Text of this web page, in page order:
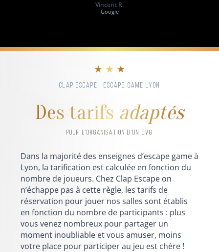
Vincent R.
Google
★ ★ ★
CLAP ESCAPE · ESCAPE GAME LYON
Des tarifs adaptés
POUR L’ORGANISATION D’UN EVG
Dans la majorité des enseignes d’escape game à
Lyon, la tarification est calculée en fonction du
nombre de joueurs. Chez Clap Escape on
n’échappe pas à cette règle, les tarifs de
réservation pour jouer nos salles sont établis
en fonction du nombre de participants : plus
vous venez nombreux pour partager un
moment inoubliable et vous amuser, moins
votre place pour participer au jeu est chère !